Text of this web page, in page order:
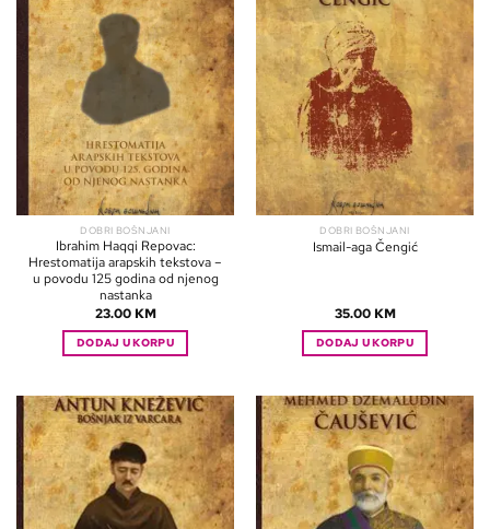
DOBRI BOŠNJANI
Ibrahim Haqqi Repovac:
Hrestomatija arapskih tekstova –
u povodu 125 godina od njenog
nastanka
23.00 KM
DODAJ U KORPU
DOBRI BOŠNJANI
Ismail-aga Čengić
35.00 KM
DODAJ U KORPU